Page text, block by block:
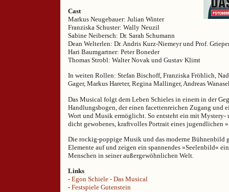
Cast
Markus Neugebauer: Julian Winter
Franziska Schuster: Wally Neuzil
Sabine Neibersch: Dr. Sarah Schumann
Dean Welterlen: Dr. Andris Kurz-Niemeyr und Prof.
Hari Baumgartner: Peter Boneder
Thomas Strobl: Walter Novak und Gustav Klimt
In weiten Rollen: Stefan Bischoff, Franziska Fröhlich,
Gager, Markus Hareter, Regina Mallinger, Andreas
Das Musical folgt dem Leben Schieles in einem in der
Handlungsbogen, der einen facettenreichen Zugang und
Wort und Musik ermöglicht. So entsteht ein mit Mystery-
dicht gewobenes, kraftvolles Portrait eines jugendlichen
Die rockig-poppige Musik und das moderne Bühnenbild
Elemente auf und zeigen ein spannendes »Seelenbild«
Menschen in seiner außergewöhnlichen Welt.
Links
- Egon Schiele - Das Musical
- Festspiele Gutenstein